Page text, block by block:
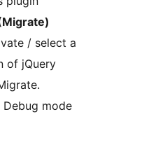
/ select a
of jQuery
Debug mode